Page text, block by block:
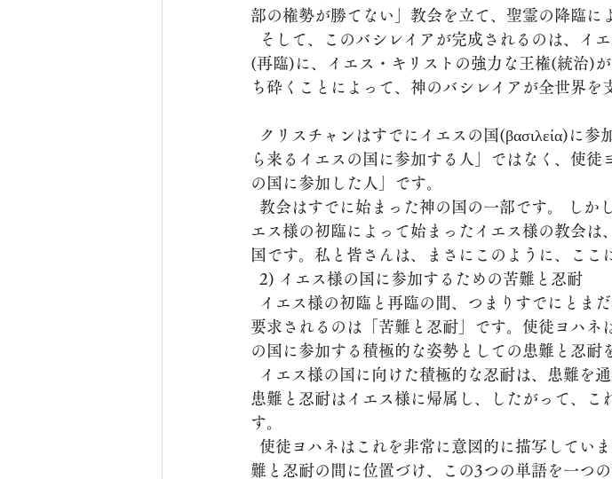
部の権勢が勝てない」教会を立て、聖霊の降臨に
(再臨)に、イエス・キリストの強力な王権(統治)
ち砕くことによって、神のバシレイアが全世界を
ら来るイエスの国に参加する人」ではなく、使
の国に参加した人」です。
エス様の初臨によって始まったイエス様の教会は
国です。私と皆さんは、まさにこのように、ここ
  2) イエス様の国に参加するための苦難と忍耐
要求されるのは「苦難と忍耐」です。使徒ヨハネ
の国に参加する積極的な姿勢としての患難と忍耐
患難と忍耐はイエス様に帰属し、したがって、こ
す。
難と忍耐の間に位置づけ、この3つの単語を一つ